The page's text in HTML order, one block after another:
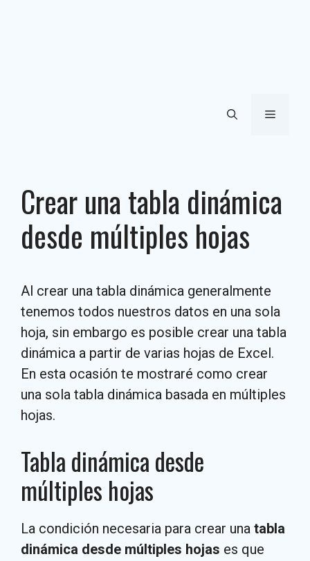
Menú
Crear una tabla dinámica
desde múltiples hojas
Al crear una tabla dinámica generalmente
tenemos todos nuestros datos en una sola
hoja, sin embargo es posible crear una tabla
dinámica a partir de varias hojas de Excel.
En esta ocasión te mostraré como crear
una sola tabla dinámica basada en múltiples
hojas.
Tabla dinámica desde
múltiples hojas
La condición necesaria para crear una tabla
dinámica desde múltiples hojas es que